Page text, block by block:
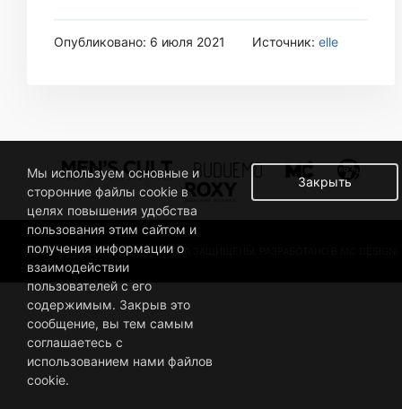
Опубликовано: 6 июля 2021 Источник: elle
© 2019 BUSINESSMAN. ВСЕ ПРАВА ЗАЩИЩЕНЫ. РАЗРАБОТАНО В MC DESIGN.
Закрыть
Мы используем основные и
сторонние файлы cookie в
целях повышения удобства
пользования этим сайтом и
получения информации о
взаимодействии
пользователей с его
содержимым. Закрыв это
сообщение, вы тем самым
соглашаетесь с
использованием нами файлов
cookie.